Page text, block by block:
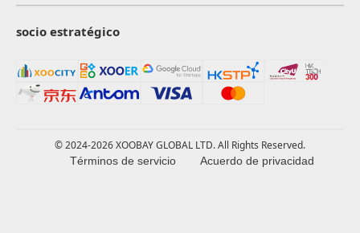
socio estratégico
© 2024-2026 XOOBAY GLOBAL LTD. All Rights Reserved.
Términos de servicio Acuerdo de privacidad